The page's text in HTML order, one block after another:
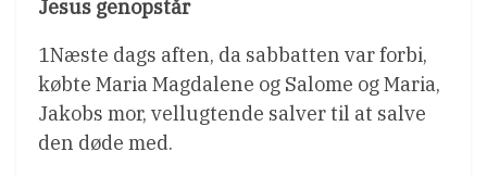
Jesus genopstår
1Næste dags aften, da sabbatten var forbi,
købte Maria Magdalene og Salome og Maria,
Jakobs mor, vellugtende salver til at salve
den døde med.